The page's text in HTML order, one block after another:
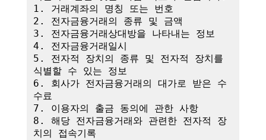
1. 거래계좌의 명칭 또는 번호
2. 전자금융거래의 종류 및 금액
3. 전자금융거래상대방을 나타내는 정보
4. 전자금융거래일시
5. 전자적 장치의 종류 및 전자적 장치를
식별할 수 있는 정보
6. 회사가 전자금융거래의 대가로 받은 수
수료
7. 이용자의 출금 동의에 관한 사항
8. 해당 전자금융거래와 관련한 전자적 장
치의 접속기록